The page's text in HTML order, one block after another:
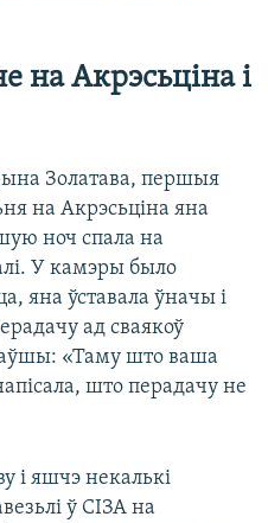
на Акрэсьціна і
Золатава, першыя
на Акрэсьціна яна
ноч спала на
У камэры было
яна ўставала ўначы і
ад сваякоў
«Таму што ваша
што перадачу не
і яшчэ некалькі
ў СІЗА на